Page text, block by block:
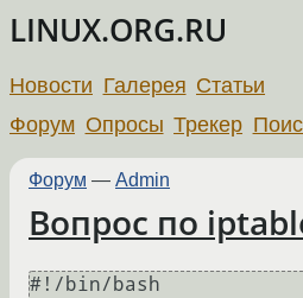
LINUX.ORG.RU
Новости Галерея Статьи
Форум Опросы Трекер
Форум — Admin
Вопрос по
#!/bin/bash